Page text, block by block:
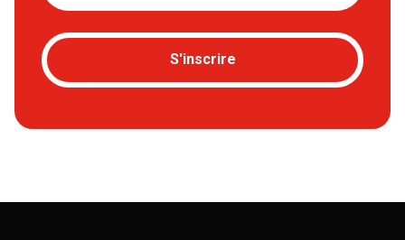
S'inscrire